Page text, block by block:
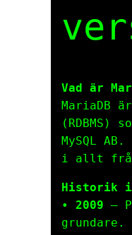
Vad är
MariaDB
(RDBMS)
MySQL
i allt från
Historik
• 2009 –
grundare.